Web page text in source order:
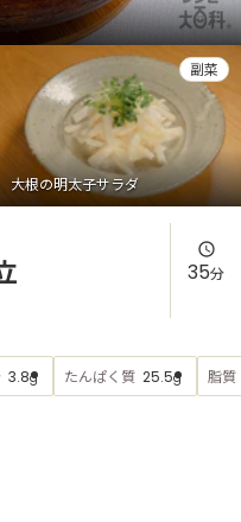
大根の明太子サラダ
副菜
35分
3.8g たんぱく質 25.5g 脂質